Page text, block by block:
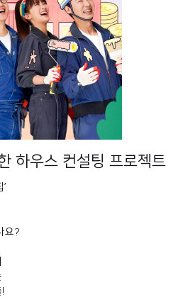
하우스 컨설팅 프로젝트
요?